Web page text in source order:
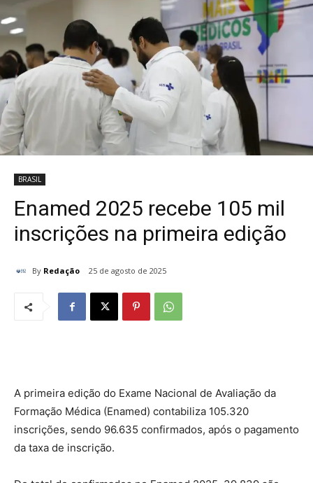
BRASIL
Enamed 2025 recebe 105 mil
inscrições na primeira edição
By Redação 25 de agosto de 2025
A primeira edição do Exame Nacional de Avaliação da
Formação Médica (Enamed) contabiliza 105.320
inscrições, sendo 96.635 confirmados, após o pagamento
da taxa de inscrição.